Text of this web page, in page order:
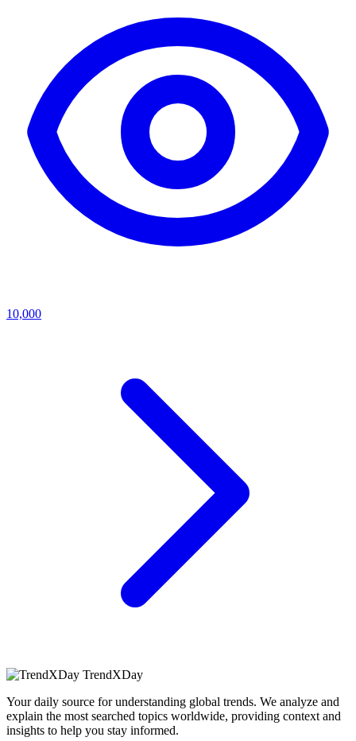
10,000
TrendXDay
Your daily source for understanding global trends. We analyze and
explain the most searched topics worldwide, providing context and
insights to help you stay informed.